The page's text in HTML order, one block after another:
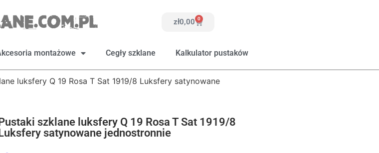
zł0,00 0
montażowe Cegły szklane Kalkulator pustaków
luksfery Q 19 Rosa T Sat 1919/8 Luksfery satynowane
szklane luksfery Q 19 Rosa T Sat 1919/8
satynowane jednostronnie